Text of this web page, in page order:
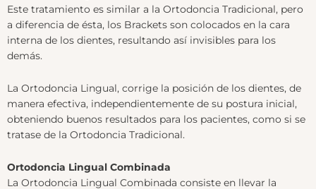
Este tratamiento es similar a la Ortodoncia Tradicional, pero
a diferencia de ésta, los Brackets son colocados en la cara
interna de los dientes, resultando así invisibles para los
demás.
La Ortodoncia Lingual, corrige la posición de los dientes, de
manera efectiva, independientemente de su postura inicial,
obteniendo buenos resultados para los pacientes, como si se
tratase de la Ortodoncia Tradicional.
Ortodoncia Lingual Combinada
La Ortodoncia Lingual Combinada consiste en llevar la